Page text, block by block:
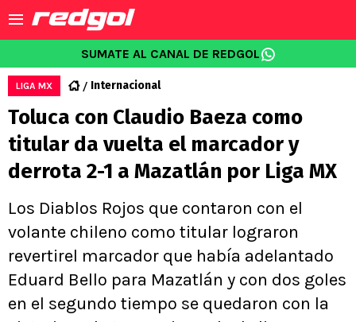
SUMATE AL CANAL DE REDGOL
LIGA MX Internacional
Toluca con Claudio Baeza como
titular da vuelta el marcador y
derrota 2-1 a Mazatlán por Liga MX
Los Diablos Rojos que contaron con el
volante chileno como titular lograron
revertirel marcador que había adelantado
Eduard Bello para Mazatlán y con dos goles
en el segundo tiempo se quedaron con la